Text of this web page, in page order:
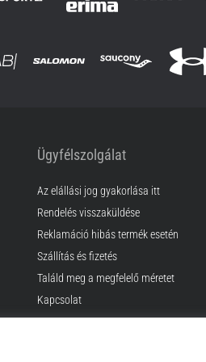
Ügyfélszolgálat
Az elállási jog gyakorlása itt
Rendelés visszaküldése
Reklamáció hibás termék esetén
Szállítás és fizetés
Találd meg a megfelelő méretet
Kapcsolat
GyIK